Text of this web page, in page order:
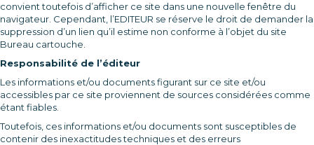
convient toutefois d’afficher ce site dans une nouvelle fenêtre du
navigateur. Cependant, l’EDITEUR se réserve le droit de demander la
suppression d’un lien qu’il estime non conforme à l’objet du site
Bureau cartouche.
Responsabilité de l’éditeur
Les informations et/ou documents figurant sur ce site et/ou
accessibles par ce site proviennent de sources considérées comme
étant fiables.
Toutefois, ces informations et/ou documents sont susceptibles de
contenir des inexactitudes techniques et des erreurs